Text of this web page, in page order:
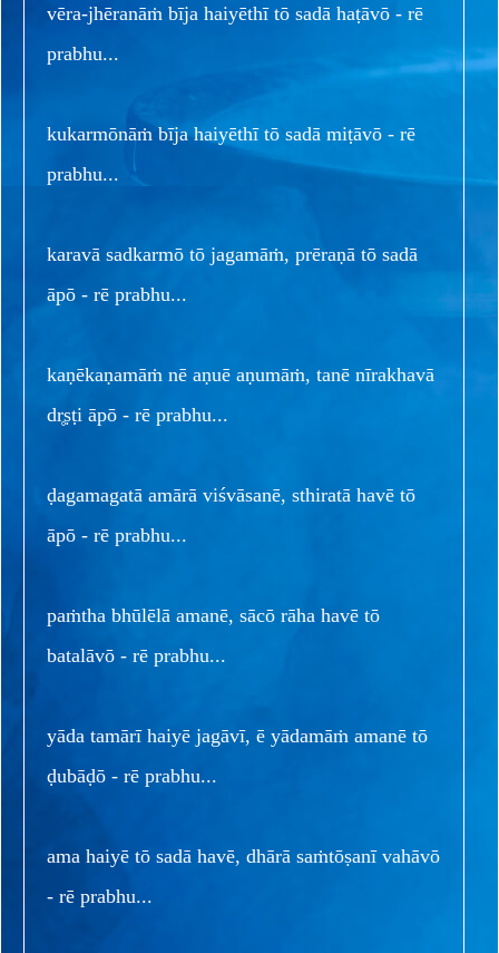
vēra-jhēranāṁ bīja haiyēthī tō sadā haṭāvō - rē
prabhu...
kukarmōnāṁ bīja haiyēthī tō sadā miṭāvō - rē
prabhu...
karavā sadkarmō tō jagamāṁ, prēraṇā tō sadā
āpō - rē prabhu...
kaṇēkaṇamāṁ nē aṇuē aṇumāṁ, tanē nīrakhavā
dr̥ṣṭi āpō - rē prabhu...
ḍagamagatā amārā viśvāsanē, sthiratā havē tō
āpō - rē prabhu...
paṁtha bhūlēlā amanē, sācō rāha havē tō
batalāvō - rē prabhu...
yāda tamārī haiyē jagāvī, ē yādamāṁ amanē tō
ḍubāḍō - rē prabhu...
ama haiyē tō sadā havē, dhārā saṁtōṣanī vahāvō
- rē prabhu...